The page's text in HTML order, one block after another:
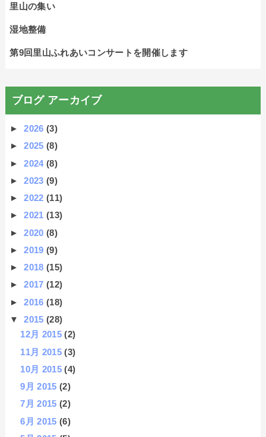
里山の集い
湿地整備
第9回里山ふれあいコンサートを開催します
ブログ アーカイブ
►2026(3)
►2025(8)
►2024(8)
►2023(9)
►2022(11)
►2021(13)
►2020(8)
►2019(9)
►2018(15)
►2017(12)
►2016(18)
▼2015(28)
12月 2015(2)
11月 2015(3)
10月 2015(4)
9月 2015(2)
7月 2015(2)
6月 2015(6)